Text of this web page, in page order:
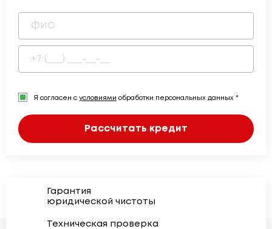
Я согласен с условиями обработки персональных данных *
Рассчитать кредит
Гарантия
юридической чистоты
Техническая проверка